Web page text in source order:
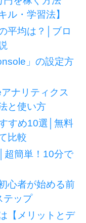
ル・学習法】
平均は？│ブロ
」の設定方
ナリティクス
と使い方
すめ10選│無料
比較
超簡単！10分で
心者が始める前
テップ
【メリットとデ